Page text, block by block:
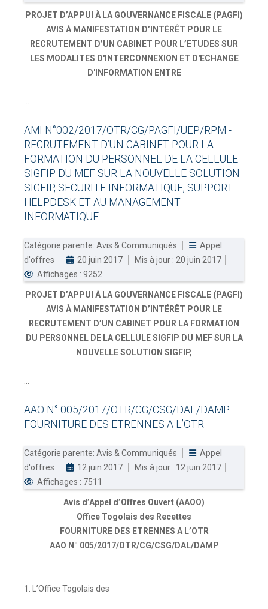
PROJET D’APPUI À LA GOUVERNANCE FISCALE (PAGFI)
AVIS À MANIFESTATION D’INTÉRÊT POUR LE
RECRUTEMENT D’UN CABINET POUR L’ETUDES SUR
LES MODALITES D'INTERCONNEXION ET D'ECHANGE
D'INFORMATION ENTRE
AMI N°002/2017/OTR/CG/PAGFI/UEP/RPM -
RECRUTEMENT D’UN CABINET POUR LA
FORMATION DU PERSONNEL DE LA CELLULE
SIGFIP DU MEF SUR LA NOUVELLE SOLUTION
SIGFIP, SECURITE INFORMATIQUE, SUPPORT
HELPDESK ET AU MANAGEMENT
INFORMATIQUE
Catégorie parente: Avis & Communiqués
Appel
d'offres
20 juin 2017
Mis à jour : 20 juin 2017
Affichages : 9252
PROJET D’APPUI À LA GOUVERNANCE FISCALE (PAGFI)
AVIS À MANIFESTATION D’INTÉRÊT POUR LE
RECRUTEMENT D’UN CABINET POUR LA FORMATION
DU PERSONNEL DE LA CELLULE SIGFIP DU MEF SUR LA
NOUVELLE SOLUTION SIGFIP,
AAO N° 005/2017/OTR/CG/CSG/DAL/DAMP -
FOURNITURE DES ETRENNES A L’OTR
Catégorie parente: Avis & Communiqués
Appel
d'offres
12 juin 2017
Mis à jour : 12 juin 2017
Affichages : 7511
Avis d’Appel d’Offres Ouvert (AAOO)
Office Togolais des Recettes
FOURNITURE DES ETRENNES A L’OTR
AAO N° 005/2017/OTR/CG/CSG/DAL/DAMP
1. L’Office Togolais des